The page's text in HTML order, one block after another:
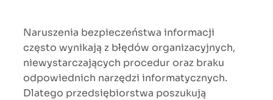
Naruszenia bezpieczeństwa informacji
często wynikają z błędów organizacyjnych,
niewystarczających procedur oraz braku
odpowiednich narzędzi informatycznych.
Dlatego przedsiębiorstwa poszukują